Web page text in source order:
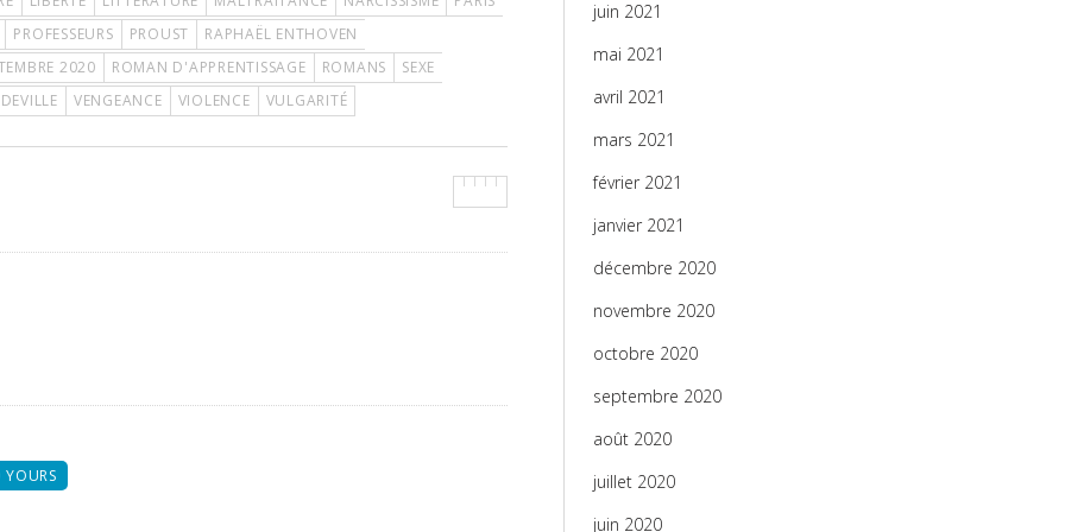
PROFESSEURS PROUST
RAPHAËL ENTHOVEN
2020 ROMAN D'APPRENTISSAGE ROMANS
SEXE
VENGEANCE VIOLENCE VULGARITÉ
juin 2021
mai 2021
avril 2021
mars 2021
février 2021
janvier 2021
décembre 2020
novembre 2020
octobre 2020
septembre 2020
août 2020
juillet 2020
juin 2020